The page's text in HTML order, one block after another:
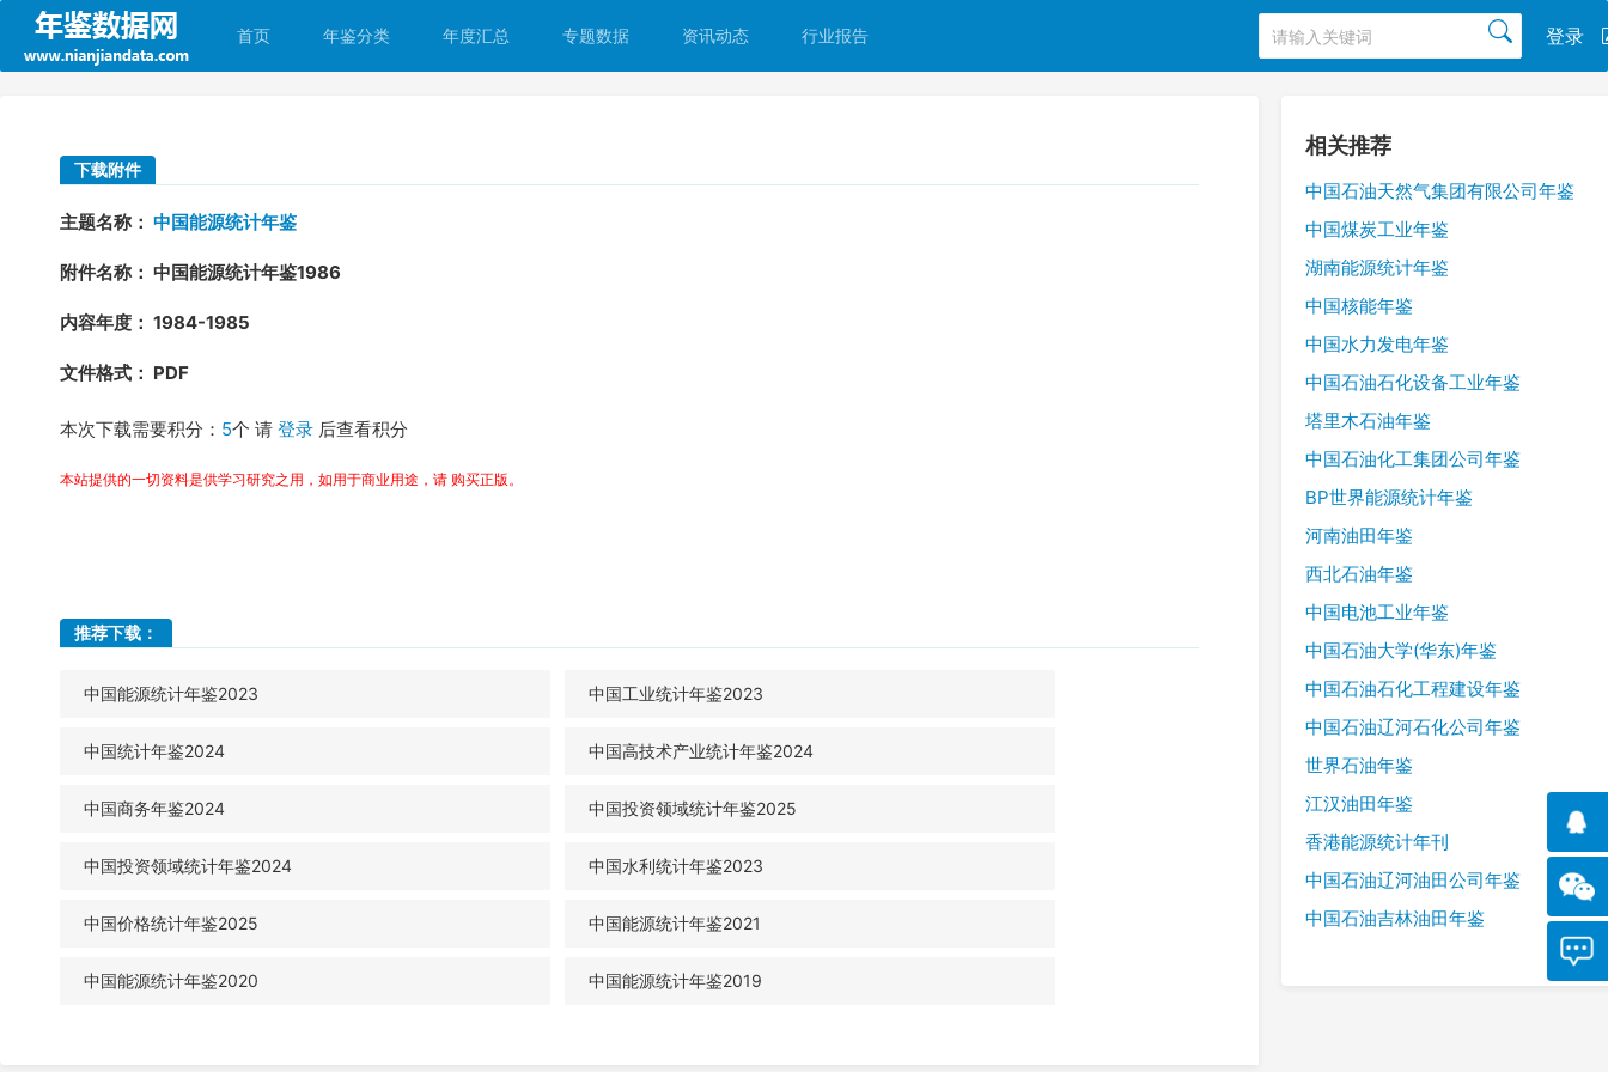
登录
首页 年鉴分类 年度汇总 专题数据 资讯动态 行业报告
下载附件
主题名称： 中国能源统计年鉴
附件名称： 中国能源统计年鉴1986
内容年度： 1984-1985
文件格式： PDF
本次下载需要积分： 5个 请 登录 后查看积分
本站提供的一切资料是供学习研究之用，如用于商业用途，请 购买正版。
推荐下载：
中国能源统计年鉴2023 中国工业统计年鉴2023
中国统计年鉴2024 中国高技术产业统计年鉴2024
中国商务年鉴2024 中国投资领域统计年鉴2025
中国投资领域统计年鉴2024 中国水利统计年鉴2023
中国价格统计年鉴2025 中国能源统计年鉴2021
中国能源统计年鉴2020 中国能源统计年鉴2019
相关推荐
中国石油天然气集团有限公司年鉴
中国煤炭工业年鉴
湖南能源统计年鉴
中国核能年鉴
中国水力发电年鉴
中国石油石化设备工业年鉴
塔里木石油年鉴
中国石油化工集团公司年鉴
BP世界能源统计年鉴
河南油田年鉴
西北石油年鉴
中国电池工业年鉴
中国石油大学(华东)年鉴
中国石油石化工程建设年鉴
中国石油辽河石化公司年鉴
世界石油年鉴
江汉油田年鉴
香港能源统计年刊
中国石油辽河油田公司年鉴
中国石油吉林油田年鉴